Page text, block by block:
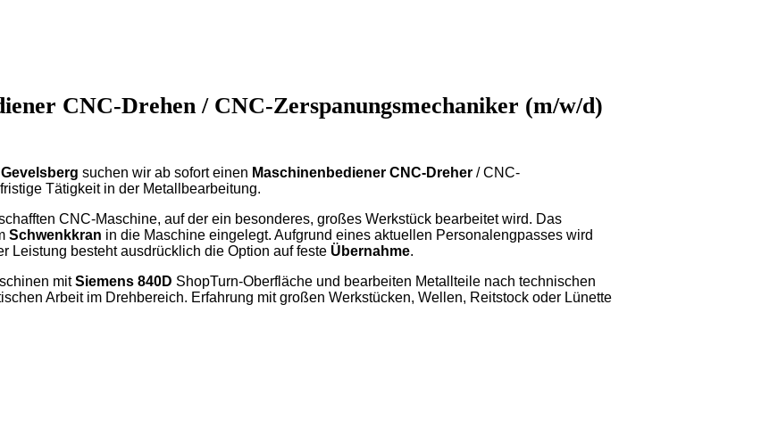
CNC-Drehen / CNC-Zerspanungsmechaniker (m/w/d)
Gevelsberg suchen wir ab sofort einen Maschinenbediener CNC-Dreher / CNC-
Tätigkeit in der Metallbearbeitung.
CNC-Maschine, auf der ein besonderes, großes Werkstück bearbeitet wird. Das
Schwenkkran in die Maschine eingelegt. Aufgrund eines aktuellen Personalengpasses wird
Leistung besteht ausdrücklich die Option auf feste Übernahme.
mitSiemens 840D ShopTurn-Oberfläche und bearbeiten Metallteile nach technischen
Arbeit im Drehbereich. Erfahrung mit großen Werkstücken, Wellen, Reitstock oder Lünette